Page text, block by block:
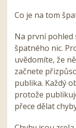
Co je na tom
Na první pohled
špatného nic.
uvědomíte, že
začnete
publika. Každý
protože
přece dělat